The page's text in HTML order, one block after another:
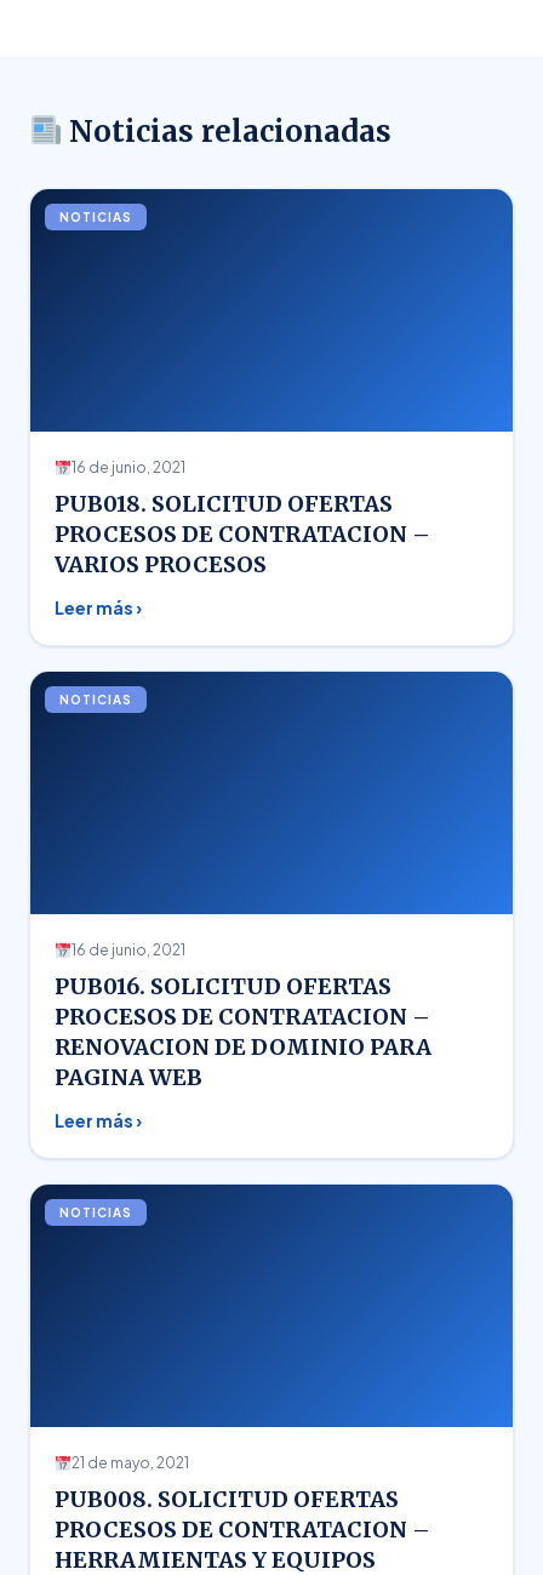
Noticias relacionadas
NOTICIAS
16 de junio, 2021
PUB018. SOLICITUD OFERTAS
PROCESOS DE CONTRATACION –
VARIOS PROCESOS
Leer más ›
NOTICIAS
16 de junio, 2021
PUB016. SOLICITUD OFERTAS
PROCESOS DE CONTRATACION –
RENOVACION DE DOMINIO PARA
PAGINA WEB
Leer más ›
NOTICIAS
21 de mayo, 2021
PUB008. SOLICITUD OFERTAS
PROCESOS DE CONTRATACION –
HERRAMIENTAS Y EQUIPOS